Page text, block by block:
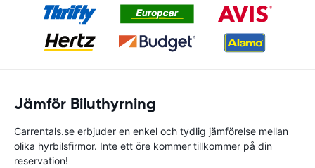
Jämför Biluthyrning
Carrentals.se erbjuder en enkel och tydlig jämförelse mellan
olika hyrbilsfirmor. Inte ett öre kommer tillkommer på din
reservation!